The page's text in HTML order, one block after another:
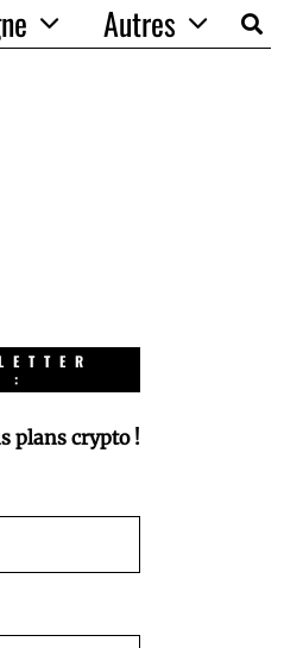
Autres
:
plans crypto !